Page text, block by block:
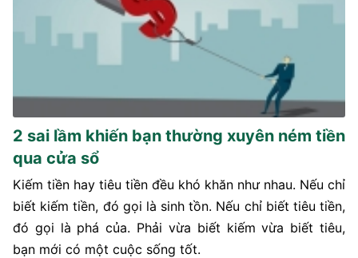
2 sai lầm khiến bạn thường xuyên ném tiền
qua cửa sổ
Kiếm tiền hay tiêu tiền đều khó khăn như nhau. Nếu chỉ
biết kiếm tiền, đó gọi là sinh tồn. Nếu chỉ biết tiêu tiền,
đó gọi là phá của. Phải vừa biết kiếm vừa biết tiêu,
bạn mới có một cuộc sống tốt.